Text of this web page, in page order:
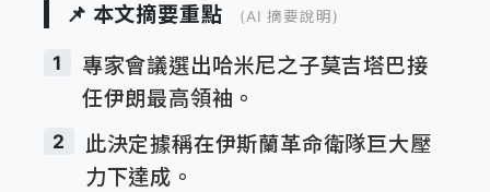
📌 本文摘要重點 (AI 摘要說明)
1
專家會議選出哈米尼之子莫吉塔巴接
任伊朗最高領袖。
2
此決定據稱在伊斯蘭革命衛隊巨大壓
力下達成。